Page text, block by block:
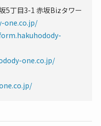
5丁目3-1 赤坂Bizタワー
one.co.jp/
one.co.jp/